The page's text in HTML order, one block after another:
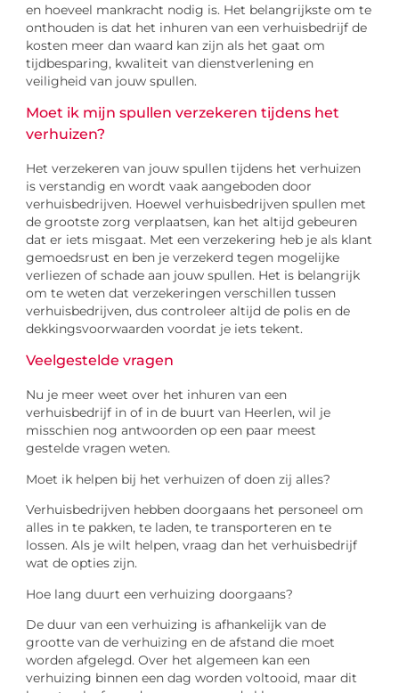
en hoeveel mankracht nodig is. Het belangrijkste om te
onthouden is dat het inhuren van een verhuisbedrijf de
kosten meer dan waard kan zijn als het gaat om
tijdbesparing, kwaliteit van dienstverlening en
veiligheid van jouw spullen.
Moet ik mijn spullen verzekeren tijdens het
verhuizen?
Het verzekeren van jouw spullen tijdens het verhuizen
is verstandig en wordt vaak aangeboden door
verhuisbedrijven. Hoewel verhuisbedrijven spullen met
de grootste zorg verplaatsen, kan het altijd gebeuren
dat er iets misgaat. Met een verzekering heb je als klant
gemoedsrust en ben je verzekerd tegen mogelijke
verliezen of schade aan jouw spullen. Het is belangrijk
om te weten dat verzekeringen verschillen tussen
verhuisbedrijven, dus controleer altijd de polis en de
dekkingsvoorwaarden voordat je iets tekent.
Veelgestelde vragen
Nu je meer weet over het inhuren van een
verhuisbedrijf in of in de buurt van Heerlen, wil je
misschien nog antwoorden op een paar meest
gestelde vragen weten.
Moet ik helpen bij het verhuizen of doen zij alles?
Verhuisbedrijven hebben doorgaans het personeel om
alles in te pakken, te laden, te transporteren en te
lossen. Als je wilt helpen, vraag dan het verhuisbedrijf
wat de opties zijn.
Hoe lang duurt een verhuizing doorgaans?
De duur van een verhuizing is afhankelijk van de
grootte van de verhuizing en de afstand die moet
worden afgelegd. Over het algemeen kan een
verhuizing binnen een dag worden voltooid, maar dit